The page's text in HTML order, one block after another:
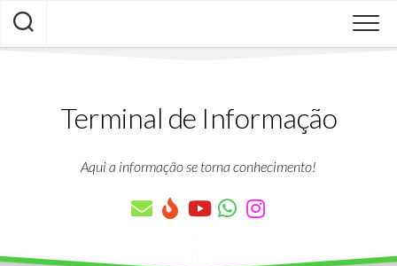
Skip
content
Terminal de Informação
Aqui a informação se torna conhecimento!